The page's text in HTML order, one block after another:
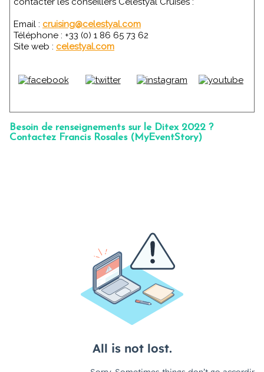
Email : cruising@celestyal.com
Téléphone : +33 (0) 1 86 65 73 62
Site web : celestyal.com
Besoin de renseignements sur le Ditex 2022 ?
Contactez Francis Rosales (MyEventStory)